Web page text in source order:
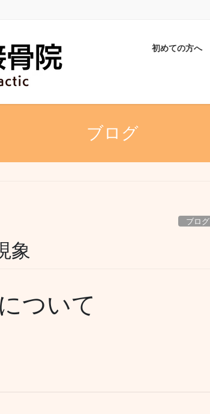
初めての方へ
ブログ
ブログ
象
ついて